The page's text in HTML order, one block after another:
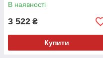
В наявності
3 522 ₴
Купити